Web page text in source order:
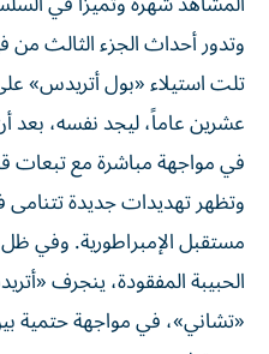
وتدور أحداث الجزء الثالث من
تلت استيلاء «بول أتريدس»
عشرين عاماً، ليجد نفسه، بعد
في مواجهة مباشرة مع تبعات
وتظهر تهديدات جديدة تتنامى
مستقبل الإمبراطورية. وفي
الحبيبة المفقودة، ينجرف
«تشاني»، في مواجهة حتمية